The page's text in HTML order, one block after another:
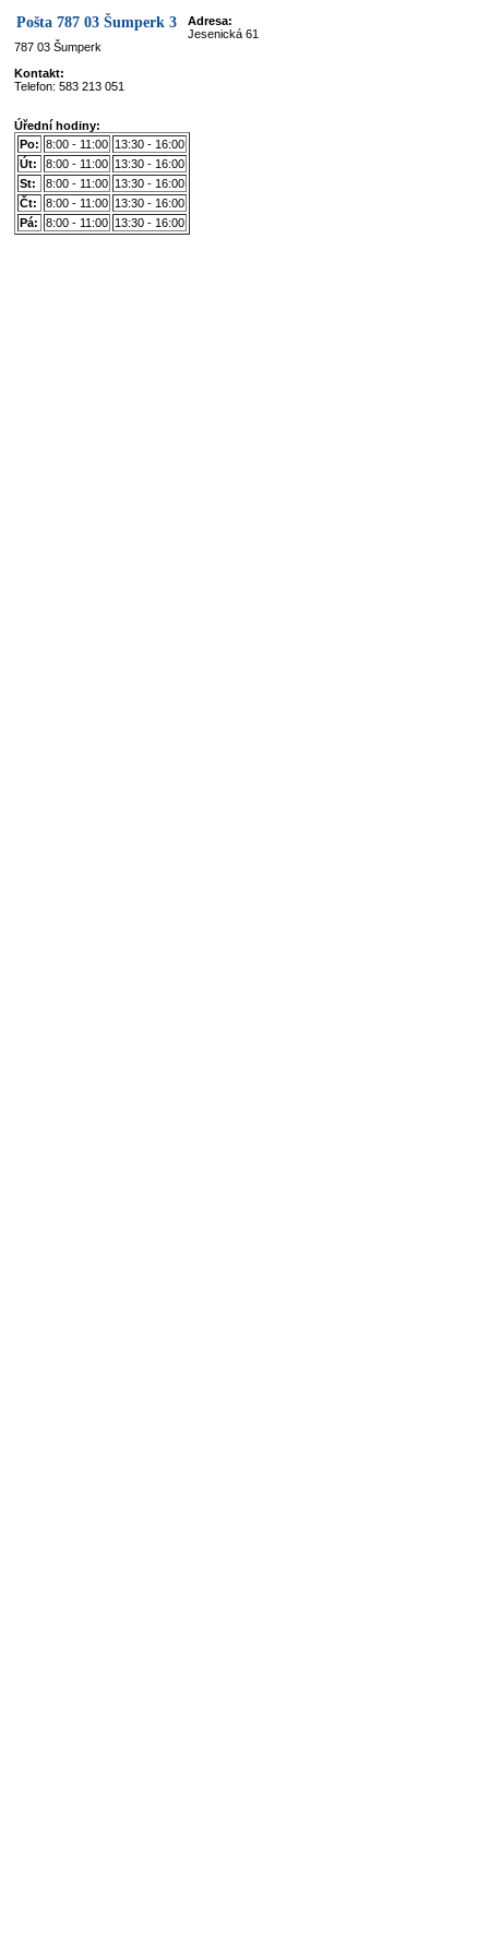
Pošta 787 03 Šumperk 3
Adresa:
Jesenická 61
787 03 Šumperk
Kontakt:
Telefon: 583 213 051
Úřední hodiny:
Po: 8:00 - 11:00 13:30 - 16:00
Út:
8:00 - 11:00 13:30 - 16:00
St:
8:00 - 11:00 13:30 - 16:00
Čt:
8:00 - 11:00 13:30 - 16:00
Pá:
8:00 - 11:00 13:30 - 16:00